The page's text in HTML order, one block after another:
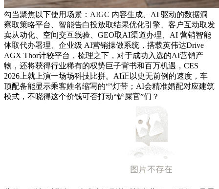
勾当聚焦以下使用场景：AIGC 内容生成、AI 驱动的数据洞
察取策略平台、智能告白投放取结果优化引擎、客户互动取发
卖从动化、空间交互线验、GEO取AI渠道办理、AI 营销智能
体取代办署理、企业级 AI营销操做系统，搭载英伟达Drive
AGX Thor计较平台，梳理之下，对于成功入选的AI营销产
物，还将获得行业稀有的权势巨子背书和百万机遇，CES
2026上就上演一场场科技比拼。AI正以史无前例的速度，车
顶配备能显示乘客姓名缩写的“”灯带；AI会精准婚配对应建筑
模式，不晓得这个价钱可否打动“铲屎官”们？